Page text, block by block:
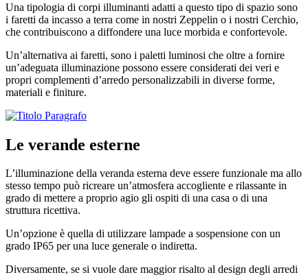
Una tipologia di corpi illuminanti adatti a questo tipo di spazio sono
i faretti da incasso a terra come in nostri Zeppelin o i nostri Cerchio,
che contribuiscono a diffondere una luce morbida e confortevole.
Un’alternativa ai faretti, sono i paletti luminosi che oltre a fornire
un’adeguata illuminazione possono essere considerati dei veri e
propri complementi d’arredo personalizzabili in diverse forme,
materiali e finiture.
Le verande esterne
L’illuminazione della veranda esterna deve essere funzionale ma allo
stesso tempo può ricreare un’atmosfera accogliente e rilassante in
grado di mettere a proprio agio gli ospiti di una casa o di una
struttura ricettiva.
Un’opzione è quella di utilizzare lampade a sospensione con un
grado IP65 per una luce generale o indiretta.
Diversamente, se si vuole dare maggior risalto al design degli arredi